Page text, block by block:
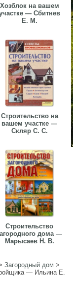
Хозблок на вашем
— Сбитнев
Е. М.
Строительство на
вашем участке —
Скляр С. С.
Строительство
дома —
Марысаев Н. В.
Загородный дом >
— Ильина Е.